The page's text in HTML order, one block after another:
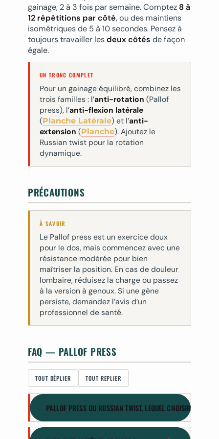
gainage, 2 à 3 fois par semaine. Comptez 8 à
12 répétitions par côté, ou des maintiens
isométriques de 5 à 10 secondes. Pensez à
toujours travailler lesdeux côtés de façon
égale.
UN TRONC COMPLET
Pour un gainage équilibré, combinez les
trois familles : l’anti-rotation (Pallof
press), l’anti-flexion latérale
(Planche Latérale) et l’anti-
extension (Planche). Ajoutez le
Russian twist pour la rotation
dynamique.
PRÉCAUTIONS
À SAVOIR
Le Pallof press est un exercice doux
pour le dos, mais commencez avec une
résistance modérée pour bien
maîtriser la position. En cas de douleur
lombaire, réduisez la charge ou passez
à la version à genoux. Si une gêne
persiste, demandez l’avis d’un
professionnel de santé.
FAQ — PALLOF PRESS
TOUT DÉPLIER TOUT REPLIER
PALLOF PRESS OU RUSSIAN TWIST, LEQUEL CHOISIR ?
Les deux : ils sont complémentaires. Le